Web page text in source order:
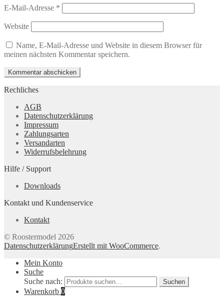
E-Mail-Adresse *
Website
Name, E-Mail-Adresse und Website in diesem Browser für
meinen nächsten Kommentar speichern.
Rechliches
AGB
Datenschutzerklärung
Impressum
Zahlungsarten
Versandarten
Widerrufsbelehrung
Hilfe / Support
Downloads
Kontakt und Kundenservice
Kontakt
© Roostermodel 2026
DatenschutzerklärungErstellt mit WooCommerce.
Mein Konto
Suche
Suche nach:
Suchen
Warenkorb 0